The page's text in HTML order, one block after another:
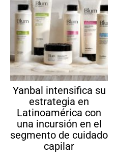
Yanbal intensifica su
estrategia en
Latinoamérica con
una incursión en el
segmento de cuidado
capilar